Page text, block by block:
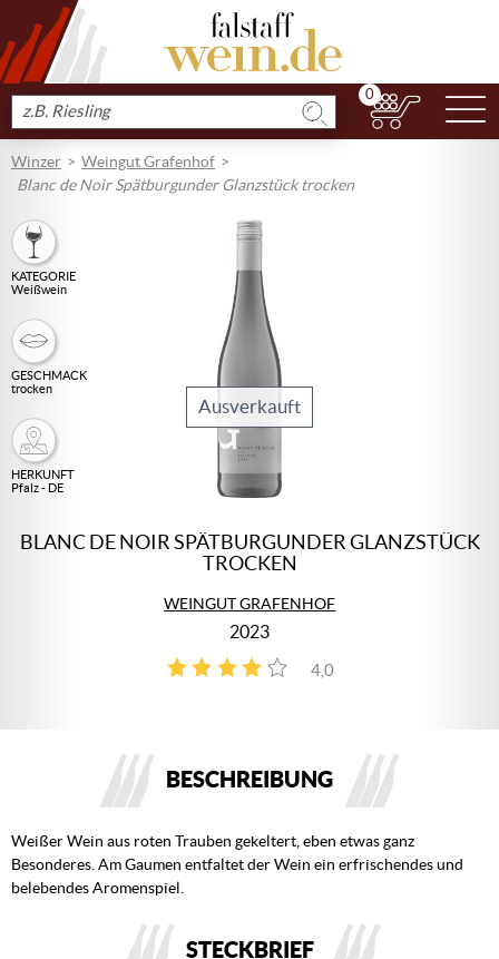
Produkt
suchen
0
Winzer
Weingut Grafenhof
Blanc de Noir Spätburgunder Glanzstück trocken
KATEGORIE
Weißwein
GESCHMACK
trocken
HERKUNFT
Pfalz - DE
Ausverkauft
BLANC DE NOIR SPÄTBURGUNDER GLANZSTÜCK
TROCKEN
WEINGUT GRAFENHOF
2023
4,0
2
BESCHREIBUNG
Weißer Wein aus roten Trauben gekeltert, eben etwas ganz
Besonderes. Am Gaumen entfaltet der Wein ein erfrischendes und
belebendes Aromenspiel.
STECKBRIEF